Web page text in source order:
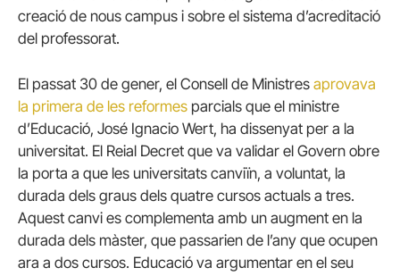
creació de nous campus i sobre el sistema d’acreditació
del professorat.
El passat 30 de gener, el Consell de Ministres aprovava
la primera de les reformes parcials que el ministre
d’Educació, José Ignacio Wert, ha dissenyat per a la
universitat. El Reial Decret que va validar el Govern obre
la porta a que les universitats canviïn, a voluntat, la
durada dels graus dels quatre cursos actuals a tres.
Aquest canvi es complementa amb un augment en la
durada dels màster, que passarien de l’any que ocupen
ara a dos cursos. Educació va argumentar en el seu